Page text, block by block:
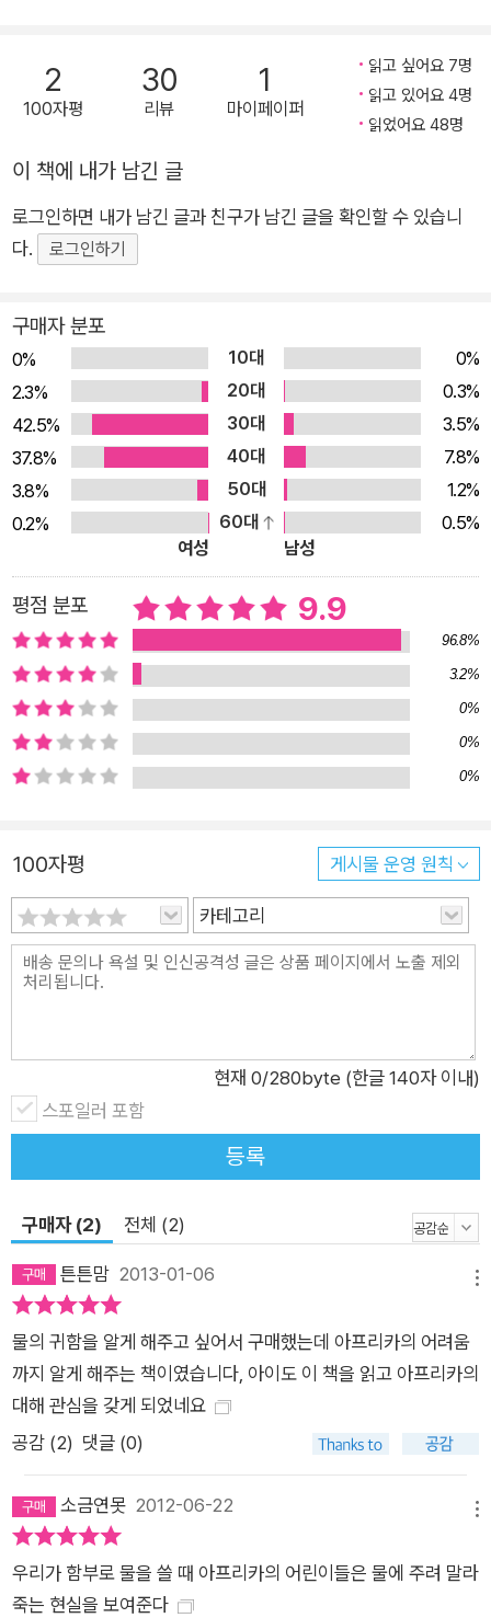
않습니다. TV 다큐멘터리로부터 시작된 이야기는 사실감을 높여
주고, 생각이 자라고 변화되는 주인공을 따라가다 보면 어느새 꼬
을 모르던 아이에서 수단의 아리안과 그 마을을 걱정하며 빗물을
받는 맑음이는 이미 공동체 의식을 실천하는 멋진 지구촌 환경운
동가입니다. 대한민국에, 아시아에, 지구촌 곳곳에 더 많은 맑음
이가 나오기를 기대하며 강추합니다. (책 속 부록 _ 아프리카 수
2
100자평
30
리뷰
1
마이페이퍼
읽고 싶어요 7명
읽고 있어요 4명
읽었어요 48명
이 책에 내가 남긴 글
로그인하면 내가 남긴 글과 친구가 남긴 글을 확인할 수 있습니
다.
로그인하기
구매자 분포
0% 10대
0%
2.3%
20대
0.3%
42.5%
30대
3.5%
37.8%
40대
7.8%
3.8%
50대
1.2%
0.2%
60대
0.5%
여성
남성
평점 분포 9.9
96.8%
3.2%
0%
0%
0%
100자평 게시물 운영 원칙
카테고리
현재 0/280byte (한글 140자 이내)
스포일러 포함
등록
구매자 (2) 전체 (2)
튼튼맘 2013-01-06
물의 귀함을 알게 해주고 싶어서 구매했는데 아프리카의 어려움
까지 알게 해주는 책이였습니다, 아이도 이 책을 읽고 아프리카의
대해 관심을 갖게 되었네요
공감 (2) 댓글 (0)
소금연못 2012-06-22
우리가 함부로 물을 쓸 때 아프리카의 어린이들은 물에 주려 말라
죽는 현실을 보여준다